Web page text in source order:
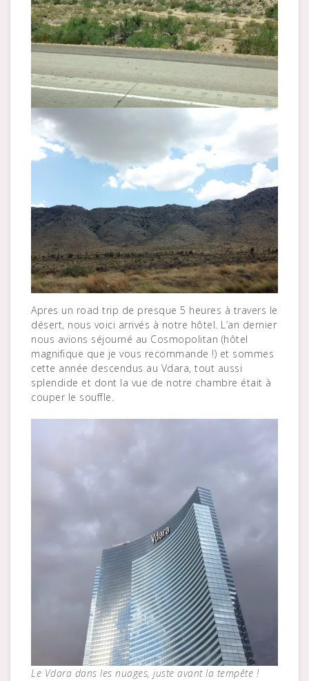
Apres un road trip de presque 5 heures à travers le
désert, nous voici arrivés à notre hôtel. L’an dernier
nous avions séjourné au Cosmopolitan (hôtel
magnifique que je vous recommande !) et sommes
cette année descendus au Vdara, tout aussi
splendide et dont la vue de notre chambre était à
couper le souffle.
Le Vdara dans les nuages, juste avant la tempête !